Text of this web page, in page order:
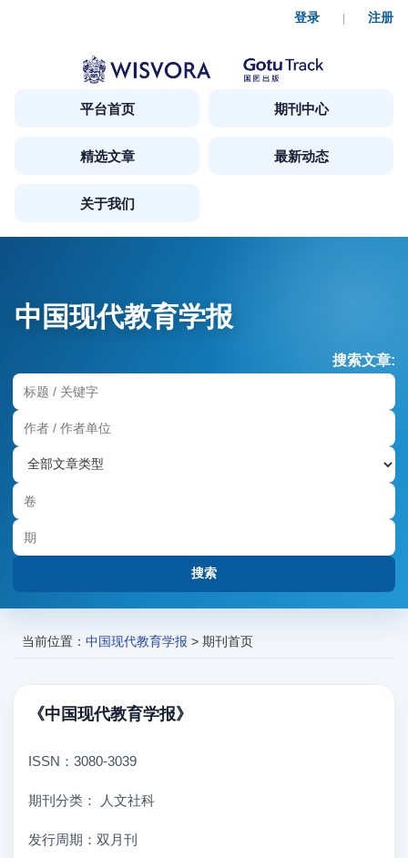
登录 | 注册
平台首页 期刊中心
精选文章 最新动态
关于我们
中国现代教育学报
搜索文章:
当前位置： 中国现代教育学报 > 期刊首页
《中国现代教育学报》
ISSN：3080-3039
期刊分类： 人文社科
发行周期：双月刊